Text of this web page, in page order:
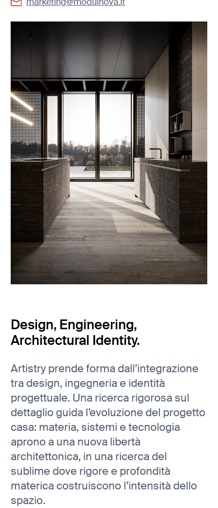
Design, Engineering,
Architectural Identity.
Artistry prende forma dall’integrazione
tra design, ingegneria e identità
progettuale. Una ricerca rigorosa sul
dettaglio guida l’evoluzione del progetto
casa: materia, sistemi e tecnologia
aprono a una nuova libertà
architettonica, in una ricerca del
sublime dove rigore e profondità
materica costruiscono l’intensità dello
spazio.